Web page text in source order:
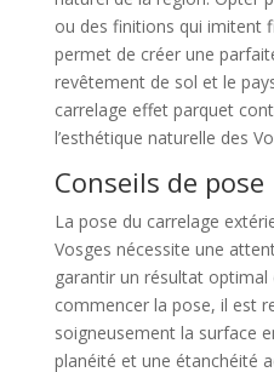
ou des finitions qui imitent
permet de créer une
revêtement de sol et le
carrelage effet parquet
l’esthétique naturelle des
Conseils de pose
La pose du carrelage
Vosges nécessite une
garantir un résultat optimal
commencer la pose, il est
soigneusement la surface
planéité et une étanchéité